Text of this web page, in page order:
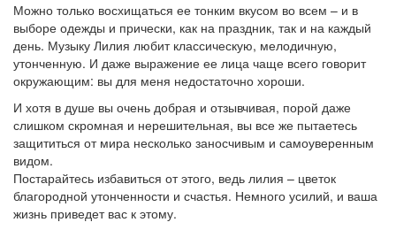
Можно только восхищаться ее тонким вкусом во всем – и в
выборе одежды и прически, как на праздник, так и на каждый
день. Музыку Лилия любит классическую, мелодичную,
утонченную. И даже выражение ее лица чаще всего говорит
окружающим: вы для меня недостаточно хороши.
И хотя в душе вы очень добрая и отзывчивая, порой даже
слишком скромная и нерешительная, вы все же пытаетесь
защититься от мира несколько заносчивым и самоуверенным
видом.
Постарайтесь избавиться от этого, ведь лилия – цветок
благородной утонченности и счастья. Немного усилий, и ваша
жизнь приведет вас к этому.